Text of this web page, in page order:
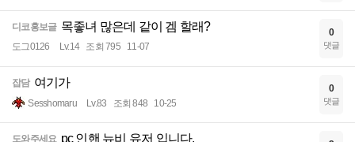
디코홍보글 목좋녀 많은데 같이 겜 할래?
도그0126 Lv.14 조회 795 11-07
0
댓글
잡담 여기가
Sesshomaru Lv.83 조회 848 10-25
0
댓글
도와주세요 pc 인핸 뉴비 유저 입니다.